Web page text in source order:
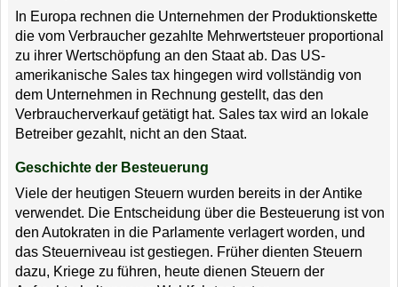
In Europa rechnen die Unternehmen der Produktionskette
die vom Verbraucher gezahlte Mehrwertsteuer proportional
zu ihrer Wertschöpfung an den Staat ab. Das US-
amerikanische Sales tax hingegen wird vollständig von
dem Unternehmen in Rechnung gestellt, das den
Verbraucherverkauf getätigt hat. Sales tax wird an lokale
Betreiber gezahlt, nicht an den Staat.
Geschichte der Besteuerung
Viele der heutigen Steuern wurden bereits in der Antike
verwendet. Die Entscheidung über die Besteuerung ist von
den Autokraten in die Parlamente verlagert worden, und
das Steuerniveau ist gestiegen. Früher dienten Steuern
dazu, Kriege zu führen, heute dienen Steuern der